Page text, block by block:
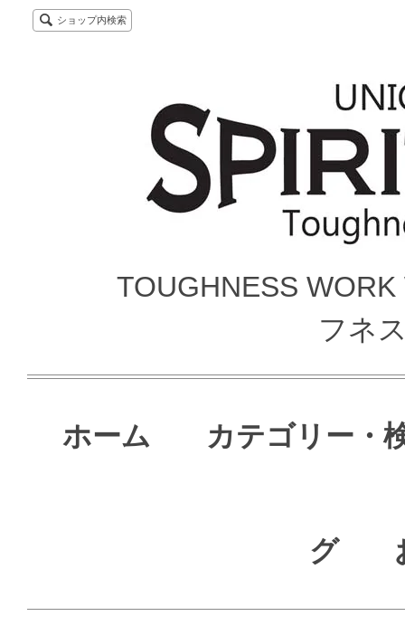
ショップ内検索
TOUGHNESS
フネ
ホーム カテゴリー・
グ